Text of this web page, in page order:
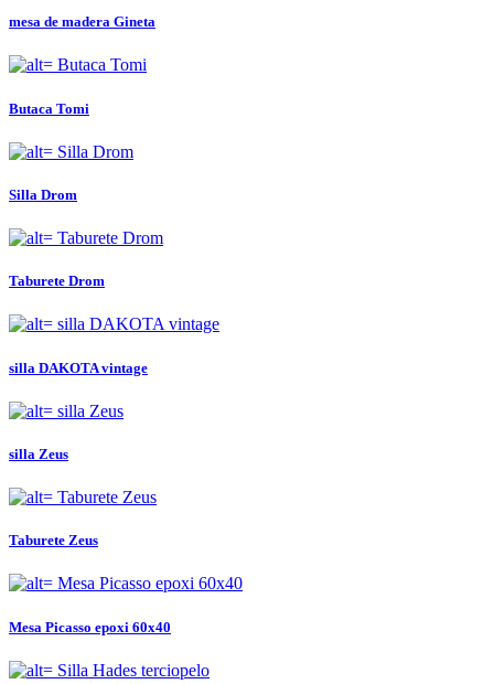
mesa de madera Gineta
Butaca Tomi
Silla Drom
Taburete Drom
silla DAKOTA vintage
silla Zeus
Taburete Zeus
Mesa Picasso epoxi 60x40